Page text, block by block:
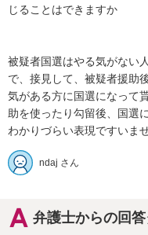
じることはできますか
被疑者国選はやる気がない
で、接見して、被疑者援助
気がある方に国選になって
助を使ったり勾留後、国選
わかりづらい表現ですいませ
ndaj さん
弁護士からの回